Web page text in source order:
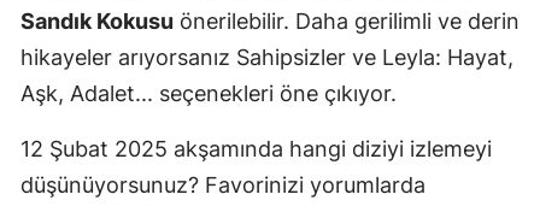
Sandık Kokusu önerilebilir. Daha gerilimli ve derin
hikayeler arıyorsanız Sahipsizler ve Leyla: Hayat,
Aşk, Adalet... seçenekleri öne çıkıyor.
12 Şubat 2025 akşamında hangi diziyi izlemeyi
düşünüyorsunuz? Favorinizi yorumlarda